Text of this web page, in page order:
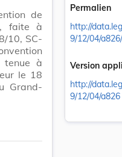
de
faite à
10, SC-
tenue à
le 18
Grand-
Permalien
http://
9/12/04/
Version
http://
9/12/04/a826